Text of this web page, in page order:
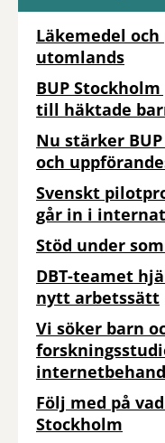
Läkemedel
utomlands
BUP
till häktade
Nu stärker
och
Svenskt
går in i
Stöd under
DBT-teamet
nytt arbetssätt
Vi söker barn
Följ med på
Stockholm